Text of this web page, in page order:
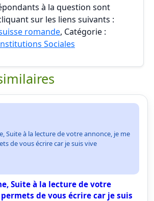
à la question sont
sur les liens suivants :
romande, Catégorie :
Sociales
Suite à la lecture de votre annonce, je me
de vous écrire car je suis vive
Suite à la lecture de votre
de vous écrire car je suis